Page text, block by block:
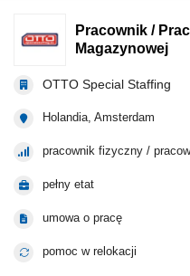
Pracownik /
Magazynowej
OTTO Special Staffing
Holandia, Amsterdam
pracownik fizyczny /
pełny etat
umowa o pracę
pomoc w relokacji